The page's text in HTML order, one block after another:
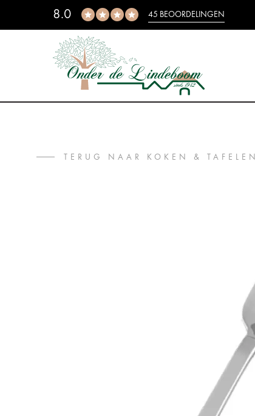
8.0 45 BEOORDELINGEN
TERUG NAAR KOKEN & TAFELEN